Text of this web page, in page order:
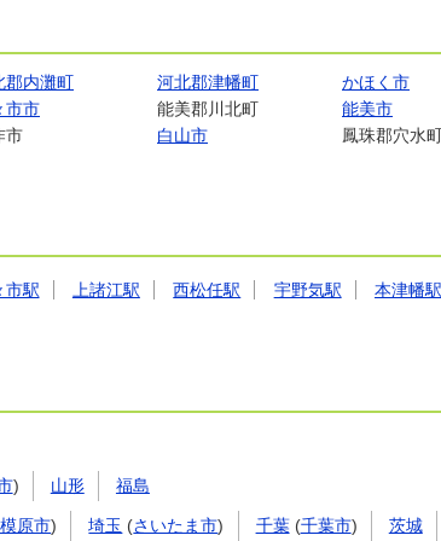
郡内灘町 河北郡津幡町
かほく市
市市 能美郡川北町
能美市
市 白山市
鳳珠郡穴水
市駅 上諸江駅 西松任駅 宇野気駅
本津幡駅
) 山形 福島
原市) 埼玉 (さいたま市) 千葉(千葉市) 茨城